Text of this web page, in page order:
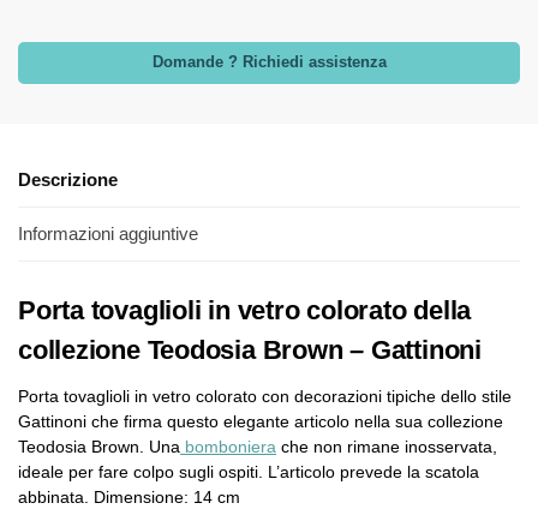
Domande ? Richiedi assistenza
Descrizione
Informazioni aggiuntive
Porta tovaglioli in vetro colorato della
collezione Teodosia Brown – Gattinoni
Porta tovaglioli in vetro colorato con decorazioni tipiche dello stile
Gattinoni che firma questo elegante articolo nella sua collezione
Teodosia Brown. Una bomboniera che non rimane inosservata,
ideale per fare colpo sugli ospiti. L’articolo prevede la scatola
abbinata. Dimensione: 14 cm